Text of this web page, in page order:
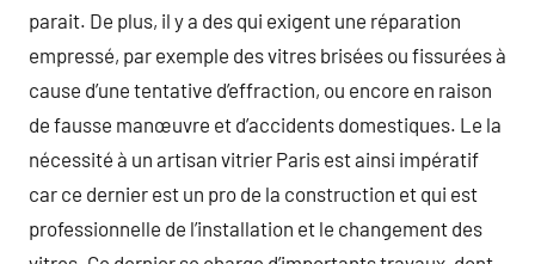
parait. De plus, il y a des qui exigent une réparation
empressé, par exemple des vitres brisées ou fissurées à
cause d’une tentative d’effraction, ou encore en raison
de fausse manœuvre et d’accidents domestiques. Le la
nécessité à un artisan vitrier Paris est ainsi impératif
car ce dernier est un pro de la construction et qui est
professionnelle de l’installation et le changement des